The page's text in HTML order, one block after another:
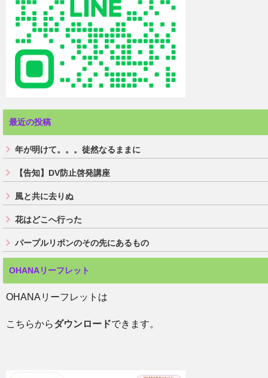
最近の投稿
年が明けて。。。徒然なるままに
【告知】DV防止啓発講座
風と共に去りぬ
花はどこへ行った
パープルリボンのその先にあるもの
OHANAリーフレット
OHANAリーフレットは
こちらからダウンロードできます。